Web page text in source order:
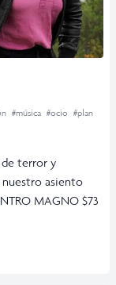
#música #ocio #plan
de terror y
nuestro asiento
MAGNO $73